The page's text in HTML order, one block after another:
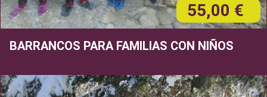
55,00 €
BARRANCOS PARA FAMILIAS CON NIÑOS